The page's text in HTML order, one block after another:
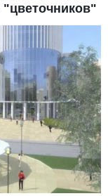
"цветочников"